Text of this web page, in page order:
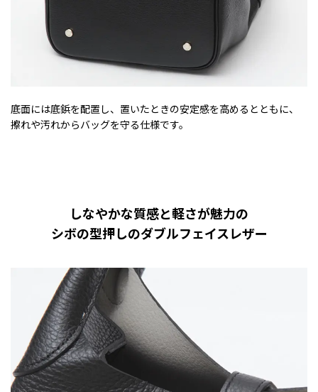
底面には底鋲を配置し、置いたときの安定感を高めるとともに、
擦れや汚れからバッグを守る仕様です。
しなやかな質感と軽さが魅力の
シボの型押しのダブルフェイスレザー